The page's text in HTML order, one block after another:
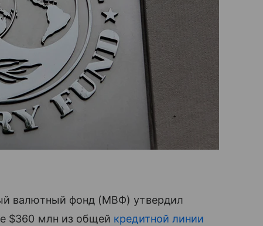
валютный фонд (МВФ) утвердил
$360 млн из общей кредитной линии